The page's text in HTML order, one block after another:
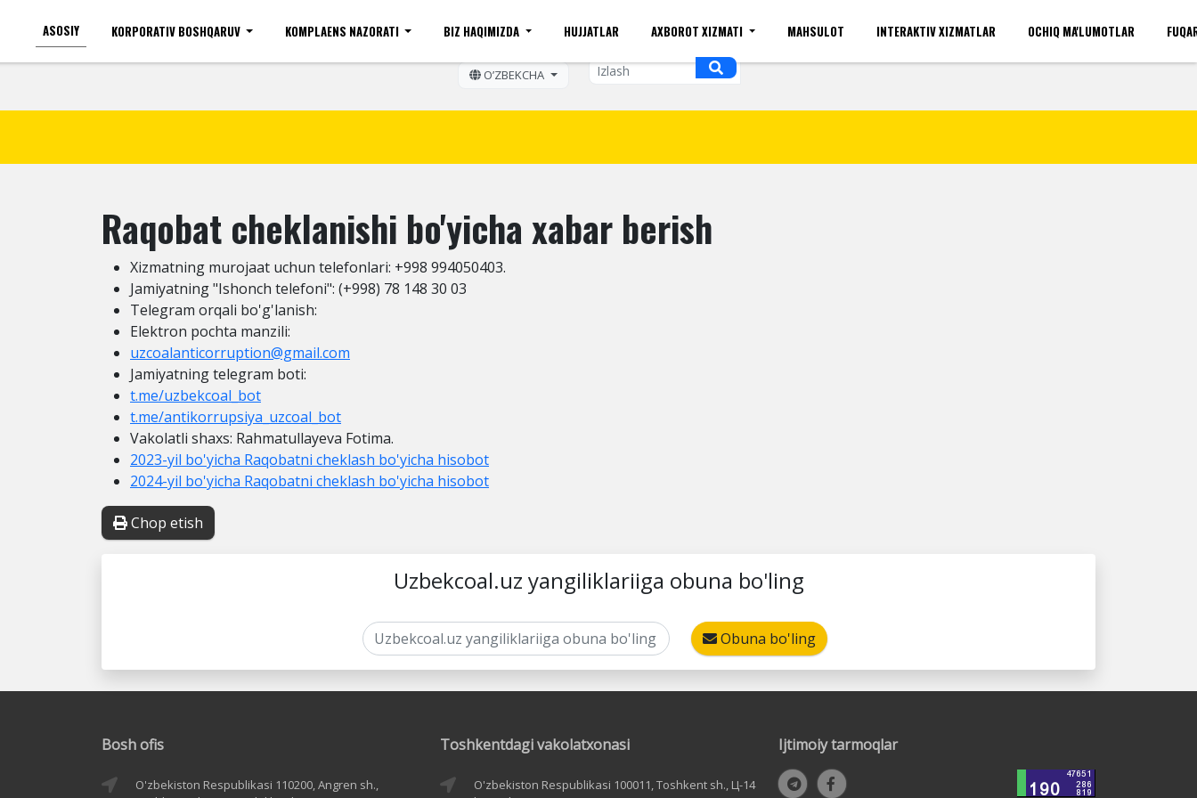
Ko'zi ojizlar uchun Shrift kattaligi Sayt xaritasi Mobil ko'rinishi Bo'sh ish o'rinlari(umumiy) Kirish
OʼZBEKCHA
ASOSIY KORPORATIV BOSHQARUV KOMPLAENS NAZORATI BIZ HAQIMIZDA HUJJATLAR AXBOROT XIZMATI MAHSULOT INTERAKTIV XIZMATLAR OCHIQ MA'LUMOTLAR
Raqobat cheklanishi bo'yicha xabar berish
Xizmatning murojaat uchun telefonlari: +998 994050403.
Jamiyatning "Ishonch telefoni": (+998) 78 148 30 03
Telegram orqali bo'g'lanish:
Elektron pochta manzili:
uzcoalanticorruption@gmail.com
Jamiyatning telegram boti:
t.me/uzbekcoal_bot
t.me/antikorrupsiya_uzcoal_bot
Vakolatli shaxs: Rahmatullayeva Fotima.
2023-yil bo'yicha Raqobatni cheklash bo'yicha hisobot
2024-yil bo'yicha Raqobatni cheklash bo'yicha hisobot
Chop etish
Uzbekcoal.uz yangiliklariiga obuna bo'ling
Obuna bo'ling
Bosh ofis
O'zbekiston Respublikasi 110200, Angren sh.,
Toshkentdagi vakolatxonasi
O'zbekiston Respublikasi 100011, Toshkent sh., Ц-14
Ijtimoiy tarmoqlar